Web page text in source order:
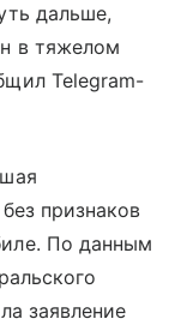
дальше,
в тяжелом
Telegram-
признаков
По данным
заявление